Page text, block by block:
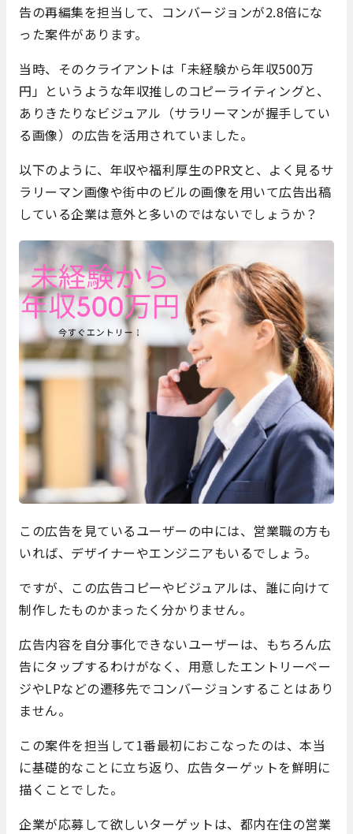
告の再編集を担当して、コンバージョンが2.8倍にな
った案件があります。
当時、そのクライアントは「未経験から年収500万
円」というような年収推しのコピーライティングと、
ありきたりなビジュアル（サラリーマンが握手してい
る画像）の広告を活用されていました。
以下のように、年収や福利厚生のPR文と、よく見るサ
ラリーマン画像や街中のビルの画像を用いて広告出稿
している企業は意外と多いのではないでしょうか？
この広告を見ているユーザーの中には、営業職の方も
いれば、デザイナーやエンジニアもいるでしょう。
ですが、この広告コピーやビジュアルは、誰に向けて
制作したものかまったく分かりません。
広告内容を自分事化できないユーザーは、もちろん広
告にタップするわけがなく、用意したエントリーペー
ジやLPなどの遷移先でコンバージョンすることはあり
ません。
この案件を担当して1番最初におこなったのは、本当
に基礎的なことに立ち返り、広告ターゲットを鮮明に
描くことでした。
企業が応募して欲しいターゲットは、都内在住の営業